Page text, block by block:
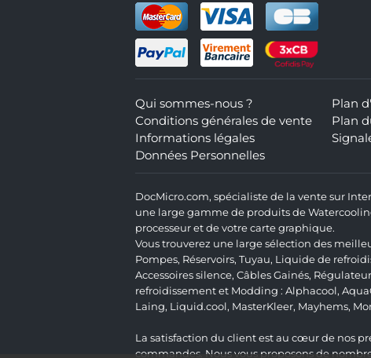
Qui sommes-nous ?
Conditions générales de vente
Informations légales
Données Personnelles
Plan
Plan
DocMicro.com, spécialiste de la vente sur
une large gamme de produits de
processeur et de votre carte graphique.
Vous trouverez une large sélection des
Pompes, Réservoirs, Tuyau, Liquide de
Accessoires silence, Câbles Gainés,
refroidissement et Modding : Alphacool,
Laing, Liquid.cool, MasterKleer, Mayhems,
La satisfaction du client est au cœur de nos
commandes. Nous vous proposons de